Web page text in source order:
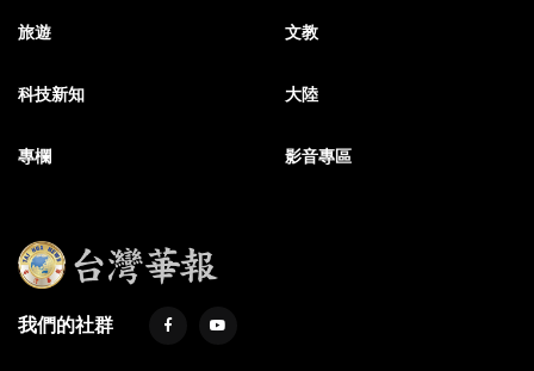
旅遊 文教
科技新知 大陸
專欄 影音專區
我們的社群